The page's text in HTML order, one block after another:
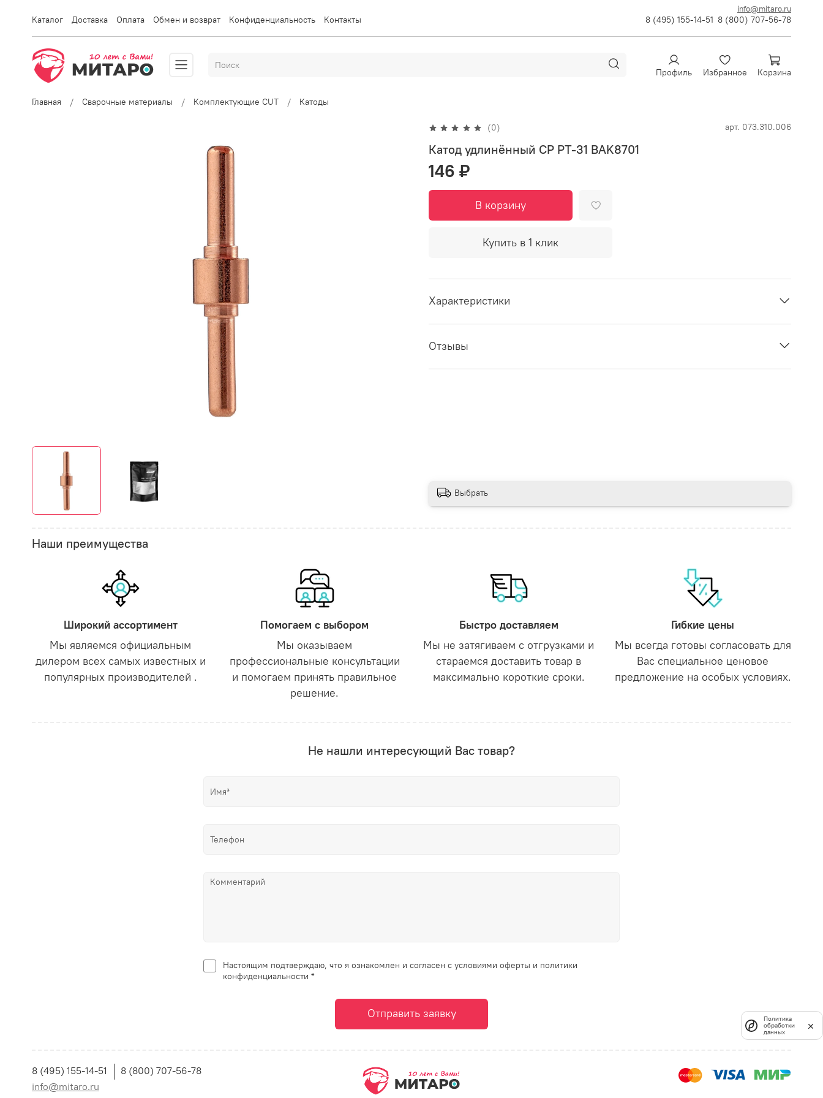
info@mitaro.ru
Каталог Доставка Оплата Обмен и возврат Конфиденциальность Контакты 8 (495) 155-14-51 8 (800) 707-56-78
Профиль Избранное Корзина
Главная Сварочные материалы Комплектующие CUT Катоды
(0) арт. 073.310.006
Катод удлинённый CP PT-31 BAK8701
146 ₽
В корзину
Купить в 1 клик
Характеристики
Отзывы
Выбрать
Наши преимущества
Широкий ассортимент
Мы являемся официальным
дилером всех самых известных и
популярных производителей .
Помогаем с выбором
Мы оказываем
профессиональные консультации
и помогаем принять правильное
решение.
Быстро доставляем
Мы не затягиваем с отгрузками и
стараемся доставить товар в
максимально короткие сроки.
Гибкие цены
Мы всегда готовы согласовать для
Вас специальное ценовое
предложение на особых условиях.
Не нашли интересующий Вас товар?
Настоящим подтверждаю, что я ознакомлен и согласен с условиями оферты и политики
конфиденциальности *
Отправить заявку
8 (495) 155-14-51
8 (800) 707-56-78
info@mitaro.ru
Политика
обработки
данных